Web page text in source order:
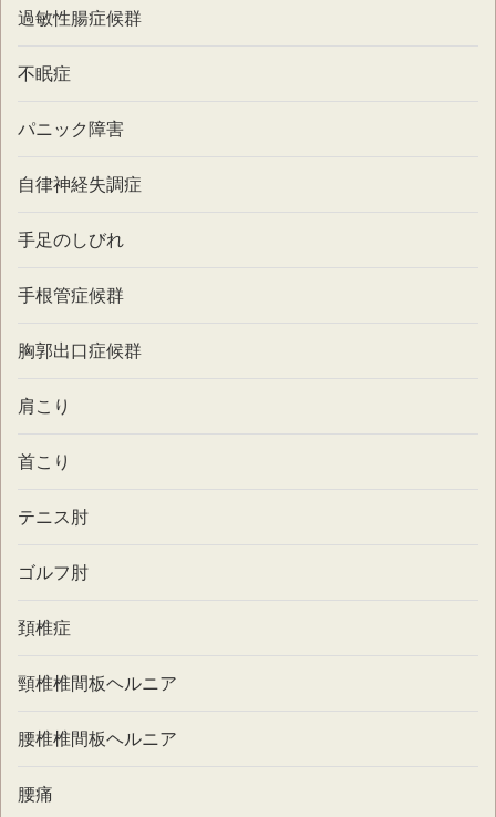
過敏性腸症候群
不眠症
パニック障害
自律神経失調症
手足のしびれ
手根管症候群
胸郭出口症候群
肩こり
首こり
テニス肘
ゴルフ肘
頚椎症
頸椎椎間板ヘルニア
腰椎椎間板ヘルニア
腰痛